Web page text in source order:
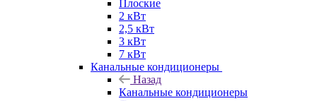
Плоские
2 кВт
2,5 кВт
3 кВт
7 кВт
Канальные кондиционеры
Назад
Канальные кондиционеры